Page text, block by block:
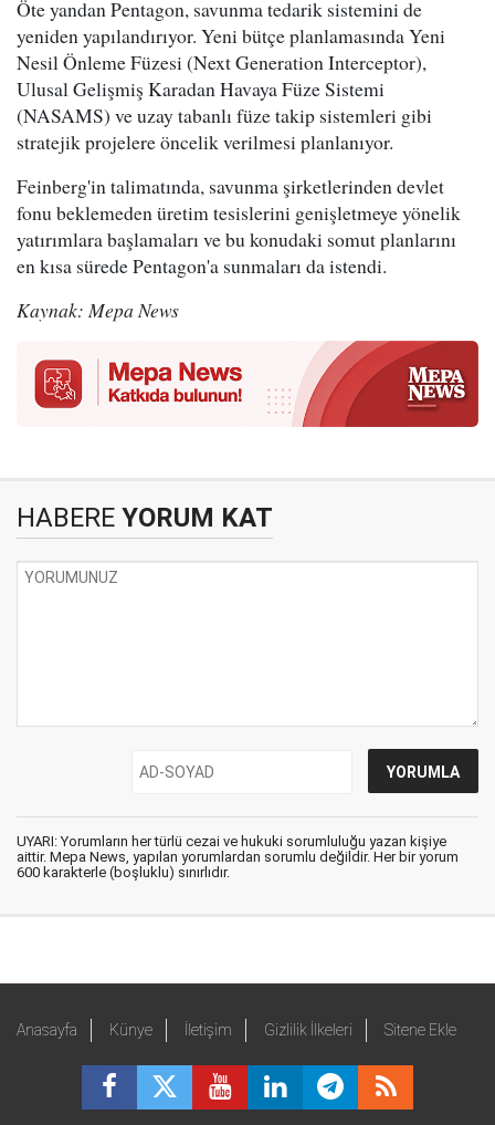
Öte yandan Pentagon, savunma tedarik sistemini de
yeniden yapılandırıyor. Yeni bütçe planlamasında Yeni
Nesil Önleme Füzesi (Next Generation Interceptor),
Ulusal Gelişmiş Karadan Havaya Füze Sistemi
(NASAMS) ve uzay tabanlı füze takip sistemleri gibi
stratejik projelere öncelik verilmesi planlanıyor.
Feinberg'in talimatında, savunma şirketlerinden devlet
fonu beklemeden üretim tesislerini genişletmeye yönelik
yatırımlara başlamaları ve bu konudaki somut planlarını
en kısa sürede Pentagon'a sunmaları da istendi.
Kaynak: Mepa News
HABERE YORUM KAT
UYARI: Yorumların her türlü cezai ve hukuki sorumluluğu yazan kişiye
aittir. Mepa News, yapılan yorumlardan sorumlu değildir. Her bir yorum
600 karakterle (boşluklu) sınırlıdır.
Anasayfa Künye İletişim Gizlilik İlkeleri Sitene Ekle